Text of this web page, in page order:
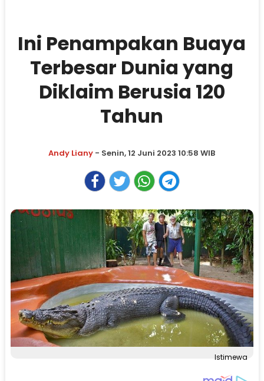
Ini Penampakan Buaya
Terbesar Dunia yang
Diklaim Berusia 120
Tahun
Andy Liany - Senin, 12 Juni 2023 10:58 WIB
Istimewa